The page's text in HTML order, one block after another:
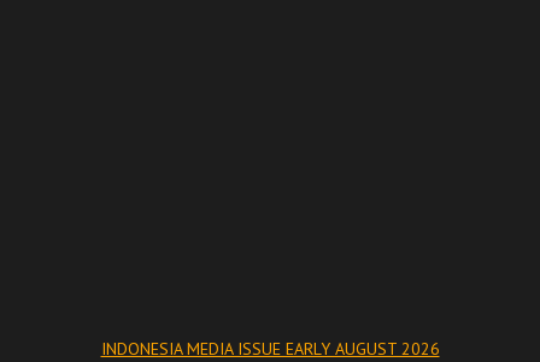
INDONESIA MEDIA ISSUE EARLY AUGUST 2026